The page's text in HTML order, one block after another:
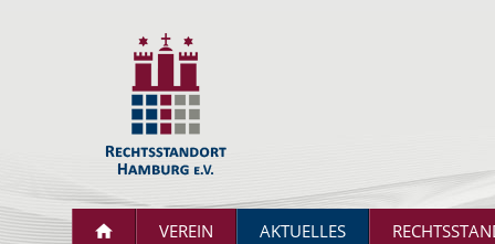
VEREIN AKTUELLES